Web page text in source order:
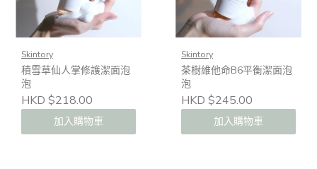
Skintory
積雪草仙人掌修護潔面泡
泡
HKD $218.00
加入購物車
Skintory
茶樹維他命B6平衡潔面泡
泡
HKD $245.00
加入購物車